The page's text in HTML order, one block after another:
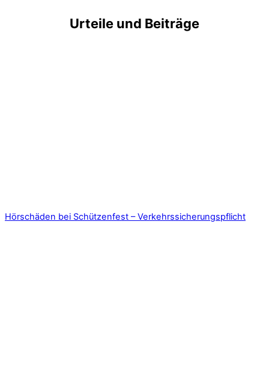
Urteile und Beiträge
Hörschäden bei Schützenfest – Verkehrssicherungspflicht